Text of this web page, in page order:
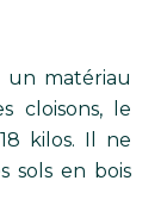
un matériau
cloisons, le
kilos. Il ne
sols en bois